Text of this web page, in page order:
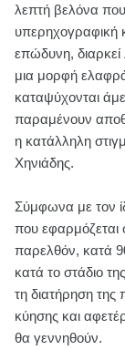
λεπτή βελόνα
υπερηχογραφική
επώδυνη, διαρκεί
μια μορφή
καταψύχονται
παραμένουν
η κατάλληλη
Χηνιάδης.
Σύμφωνα με τον
που εφαρμόζεται
παρελθόν, κατά
κατά το στάδιο
τη διατήρηση της
κύησης και
θα γεννηθούν.